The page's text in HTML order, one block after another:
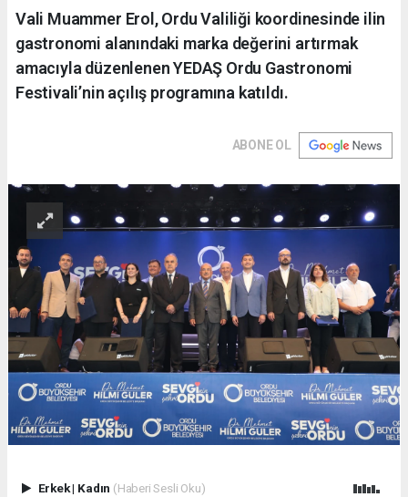
Vali Muammer Erol, Ordu Valiliği koordinesinde ilin
gastronomi alanındaki marka değerini artırmak
amacıyla düzenlenen YEDAŞ Ordu Gastronomi
Festivali’nin açılış programına katıldı.
ABONE OL
Erkek| Kadın (Haberi Sesli Oku)